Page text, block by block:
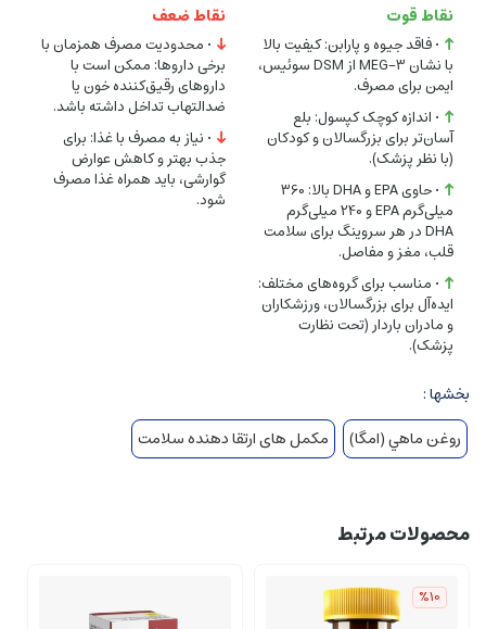
در صورت مصرف داروهای رقیق‌کننده خون، ضدالتهاب‌های
غیراستروئیدی (مثل آسپرین، ایبوپروفن) یا داروهای کاهنده فشار
خون، قبل از مصرف با پزشک مشورت کنید.
مصرف بیش از حد ممکن است باعث تهوع، اسهال یا مدفوع شل شود.
در جای خشک، خنک (زیر 30 درجه سانتی‌گراد) و دور از نور مستقیم
خورشید و دسترس کودکان نگهداری شود.
این محصول برای تشخیص، پیشگیری یا درمان بیماری نیست.
ویژگی‌ها:
سروینگ سایز: 2 سافت ژل
تعداد سروینگ: 25
نقاط قوت
• فاقد جیوه و پارابن: کیفیت بالا
با نشان MEG-3 از DSM سوئیس،
ایمن برای مصرف.
• اندازه کوچک کپسول: بلع
آسان‌تر برای بزرگسالان و کودکان
(با نظر پزشک).
• حاوی EPA و DHA بالا: 360
میلی‌گرم EPA و 240 میلی‌گرم
DHA در هر سروینگ برای سلامت
قلب، مغز و مفاصل.
• مناسب برای گروه‌های مختلف:
ایده‌آل برای بزرگسالان، ورزشکاران
و مادران باردار (تحت نظارت
پزشک).
نقاط ضعف
• محدودیت مصرف همزمان با
برخی داروها: ممکن است با
داروهای رقیق‌کننده خون یا
ضدالتهاب تداخل داشته باشد.
• نیاز به مصرف با غذا: برای
جذب بهتر و کاهش عوارض
گوارشی، باید همراه غذا مصرف
شود.
بخشها :
روغن ماهي (امگا)
مکمل های ارتقا دهنده سلامت
محصولات مرتبط
%10